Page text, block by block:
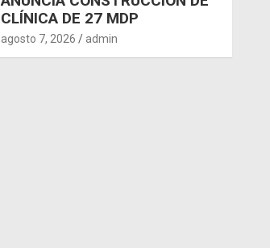
CLÍNICA DE 27 MDP
agosto 7, 2026 admin